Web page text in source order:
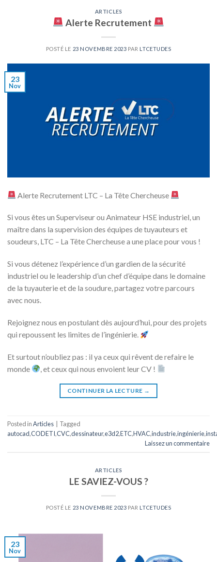
ARTICLES
Alerte Recrutement
POSTÉ LE 23 NOVEMBRE 2023 PAR LTCETUDES
23
Nov
Alerte Recrutement LTC – La Tête Chercheuse
Si vous êtes un Superviseur ou Animateur HSE industriel, un
maître dans la supervision des équipes de tuyauteurs et
soudeurs, LTC – La Tête Chercheuse a une place pour vous !
Si vous détenez l’expérience d’un gardien de la sécurité
industriel ou le leadership d’un chef d’équipe dans le domaine
de la tuyauterie et de la soudure, partagez votre parcours
avec nous.
Rejoignez nous en postulant dès aujourd’hui, pour des projets
qui repoussent les limites de l’ingénierie.
Et surtout n’oubliez pas : il ya ceux qui rêvent de refaire le
monde
, et ceux qui nous envoient leur CV !
CONTINUER LA LECTURE →
Posted inArticles
Tagged
autocad,CODETI,CVC,dessinateur,e3d2,ETC,HVAC,industrie,ingénierie,
Laissez un commentaire
ARTICLES
LE SAVIEZ-VOUS ?
POSTÉ LE 23 NOVEMBRE 2023 PAR LTCETUDES
23
Nov